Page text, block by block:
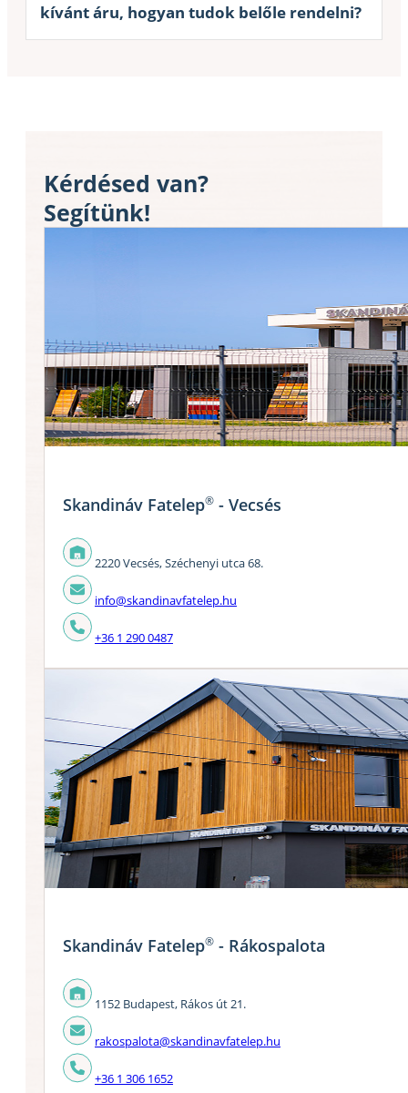
kívánt áru, hogyan tudok belőle rendelni?
Kérdésed van?
Segítünk!
Skandináv Fatelep® - Vecsés
2220 Vecsés, Széchenyi utca 68.
info@skandinavfatelep.hu
+36 1 290 0487
Skandináv Fatelep® - Rákospalota
1152 Budapest, Rákos út 21.
rakospalota@skandinavfatelep.hu
+36 1 306 1652